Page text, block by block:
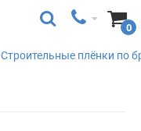
0
Строительные плёнки по